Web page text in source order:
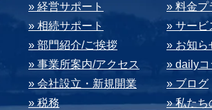
» 経営サポート
» 相続サポート
» 部⾨紹介/ご挨拶
» 事業所案内/アクセス
» 会社設⽴・新規開業
» 税務
» 料⾦プ
» サービ
» お知ら
» dailyコ
» ブログ
» 私たち